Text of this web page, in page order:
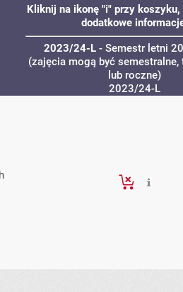
Kliknij na ikonę "i" przy
dodatkowe
2023/24-L- Semestr letni
(zajęcia mogą być semestralne,
lub roczne)
2023/24-L